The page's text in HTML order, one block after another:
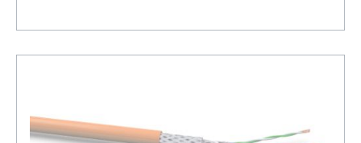
Lieferung auf Palette
In den Warenkorb